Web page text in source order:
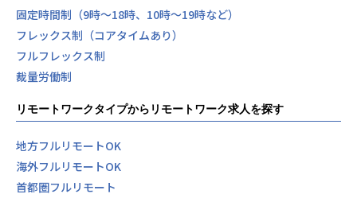
固定時間制（9時～18時、10時～19時など）
フレックス制（コアタイムあり）
フルフレックス制
裁量労働制
リモートワークタイプからリモートワーク求人を探す
地方フルリモートOK
海外フルリモートOK
首都圏フルリモート